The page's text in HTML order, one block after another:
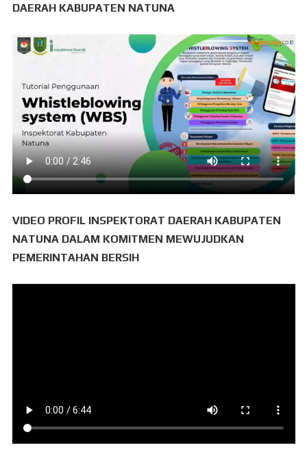
DAERAH KABUPATEN NATUNA
VIDEO PROFIL INSPEKTORAT DAERAH KABUPATEN
NATUNA DALAM KOMITMEN MEWUJUDKAN
PEMERINTAHAN BERSIH